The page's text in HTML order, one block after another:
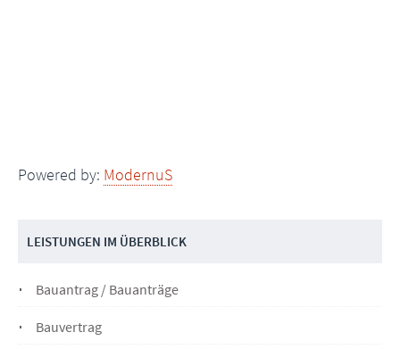
Powered by: ModernuS
LEISTUNGEN IM ÜBERBLICK
Bauantrag / Bauanträge
Bauvertrag